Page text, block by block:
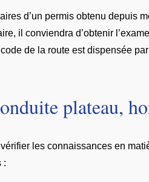
d’un permis obtenu depuis
il conviendra d’obtenir
de la route est dispensée
plateau,
les connaissances en
: